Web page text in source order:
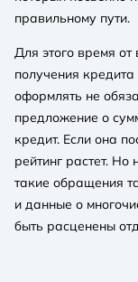
правильному пути.
Для этого время
получения
оформлять не
предложение о
кредит. Если она
рейтинг растет. Но
такие обращения
и данные о
быть расценены